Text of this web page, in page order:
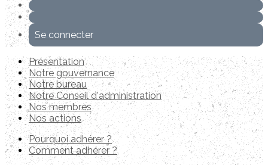
Se connecter
Présentation
Notre gouvernance
Notre bureau
Notre Conseil d'administration
Nos membres
Nos actions
Pourquoi adhérer ?
Comment adhérer ?